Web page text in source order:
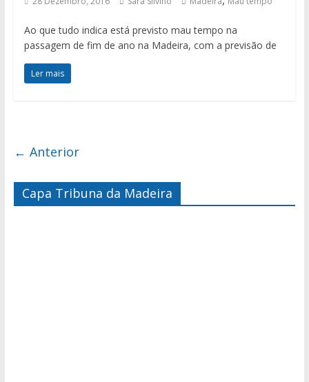
Ao que tudo indica está previsto mau tempo na
passagem de fim de ano na Madeira, com a previsão de
Ler mais
← Anterior
Capa Tribuna da Madeira